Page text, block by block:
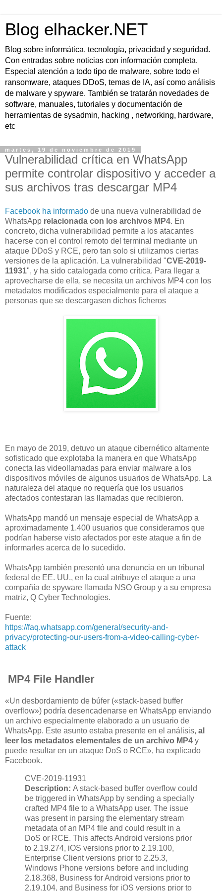
Blog elhacker.NET
Blog sobre informática, tecnología, privacidad y seguridad.
Con entradas sobre noticias con información completa.
Especial atención a todo tipo de malware, sobre todo el
ransomware, ataques DDoS, temas de IA, así como análisis
de malware y spyware. También se tratarán novedades de
software, manuales, tutoriales y documentación de
herramientas de sysadmin, hacking , networking, hardware,
etc
martes, 19 de noviembre de 2019
Vulnerabilidad crítica en WhatsApp
permite controlar dispositivo y acceder a
sus archivos tras descargar MP4
Facebook ha informado de una nueva vulnerabilidad de
WhatsApp relacionada con los archivos MP4. En
concreto, dicha vulnerabilidad permite a los atacantes
hacerse con el control remoto del terminal mediante un
ataque DDoS y RCE, pero tan solo si utilizamos ciertas
versiones de la aplicación. La vulnerabilidad "CVE-2019-
11931", y ha sido catalogada como crítica. Para llegar a
aprovecharse de ella, se necesita un archivos MP4 con los
metadatos modificados especialmente para el ataque a
personas que se descargasen dichos ficheros
En mayo de 2019, detuvo un ataque cibernético altamente
sofisticado que explotaba la manera en que WhatsApp
conecta las videollamadas para enviar malware a los
dispositivos móviles de algunos usuarios de WhatsApp. La
naturaleza del ataque no requería que los usuarios
afectados contestaran las llamadas que recibieron.
WhatsApp mandó un mensaje especial de WhatsApp a
aproximadamente 1.400 usuarios que consideramos que
podrían haberse visto afectados por este ataque a fin de
informarles acerca de lo sucedido.
WhatsApp también presentó una denuncia en un tribunal
federal de EE. UU., en la cual atribuye el ataque a una
compañía de spyware llamada NSO Group y a su empresa
matriz, Q Cyber Technologies.
Fuente:
https://faq.whatsapp.com/general/security-and-
privacy/protecting-our-users-from-a-video-calling-cyber-
attack
MP4 File Handler
«Un desbordamiento de búfer («stack-based buffer
overflow») podría desencadenarse en WhatsApp enviando
un archivo especialmente elaborado a un usuario de
WhatsApp. Este asunto estaba presente en el análisis, al
leer los metadatos elementales de un archivo MP4 y
puede resultar en un ataque DoS o RCE», ha explicado
Facebook.
CVE-2019-11931
Description: A stack-based buffer overflow could
be triggered in WhatsApp by sending a specially
crafted MP4 file to a WhatsApp user. The issue
was present in parsing the elementary stream
metadata of an MP4 file and could result in a
DoS or RCE. This affects Android versions prior
to 2.19.274, iOS versions prior to 2.19.100,
Enterprise Client versions prior to 2.25.3,
Windows Phone versions before and including
2.18.368, Business for Android versions prior to
2.19.104, and Business for iOS versions prior to